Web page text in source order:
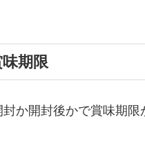
期限
か開封後かで賞味期限